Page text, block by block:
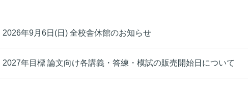
2026年9月6日(日) 全校舎休館のお知らせ
2027年目標 論文向け各講義・答練・模試の販売開始日について